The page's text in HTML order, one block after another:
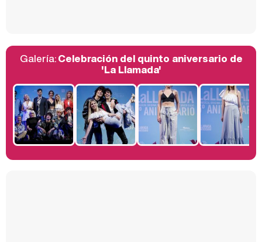
Belén Esteban: "Estoy emocionada, muy contenta y muy feliz por llegar a RTVE"
Manu Baqueiro: "Tuve como referente a Bruce Willis en 'Luz de Luna' para mi trabajo en la serie 'Perdiendo el juicio'"
Galería:Celebración del quinto aniversario de
'La Llamada'